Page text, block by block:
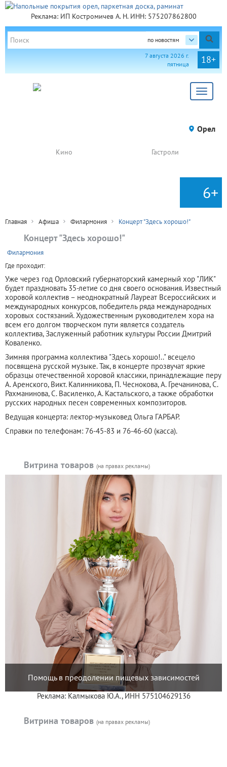
Реклама: ИП Костромичев А. Н. ИНН: 575207862800
по новостям
18+
7 августа 2026 г.
пятница
Toggle
Орел
Кино Гастроли
6+
Главная Афиша Филармония Концерт "Здесь хорошо!"
Концерт "Здесь хорошо!"
Филармония
Где проходит:
Уже через год Орловский губернаторский камерный хор "ЛИК"
будет праздновать 35-летие со дня своего основания. Известный
хоровой коллектив – неоднократный Лауреат Всероссийских и
международных конкурсов, победитель ряда международных
хоровых состязаний. Художественным руководителем хора на
всем его долгом творческом пути является создатель
коллектива, Заслуженный работник культуры России Дмитрий
Коваленко.
Зимняя программа коллектива "Здесь хорошо!.." всецело
посвящена русской музыке. Так, в концерте прозвучат яркие
образцы отечественной хоровой классики, принадлежащие перу
А. Аренского, Викт. Калинникова, П. Чеснокова, А. Гречанинова, С.
Рахманинова, С. Василенко, А. Кастальского, а также обработки
русских народных песен современных композиторов.
Ведущая концерта: лектор-музыковед Ольга ГАРБАР.
Справки по телефонам: 76-45-83 и 76-46-60 (касса).
Витрина товаров (на правах рекламы)
Помощь в преодолении пищевых зависимостей
Реклама: Калмыкова Ю.А., ИНН 575104629136
Витрина товаров (на правах рекламы)